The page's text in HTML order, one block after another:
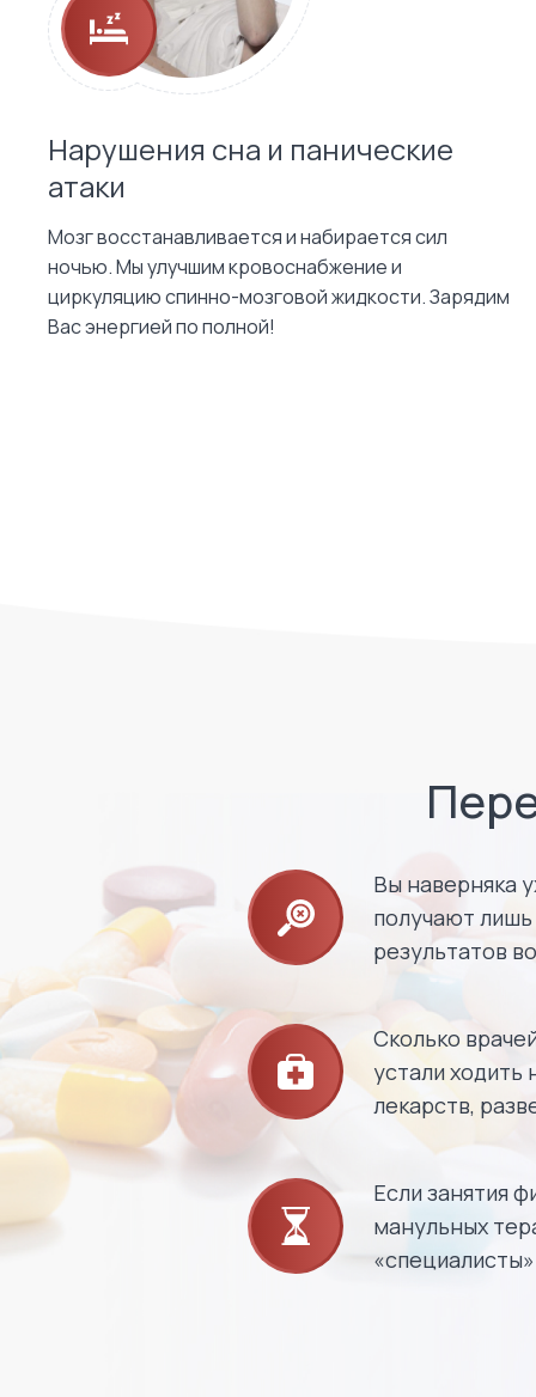
Нарушения сна и панические
атаки
Мозг восстанавливается и набирается сил
ночью. Мы улучшим кровоснабжение и
циркуляцию спинно-мозговой жидкости. Зарядим
Вас энергией по полной!
Вы наверняка
получают
результатов
Сколько
устали ходить
лекарств,
Если занятия
манульных